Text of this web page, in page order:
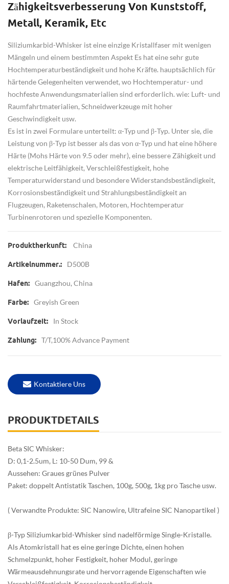
Zähigkeitsverbesserung Von Kunststoff,
Metall, Keramik, Etc
Siliziumkarbid-Whisker ist eine einzige Kristallfaser mit wenigen
Mängeln und einem bestimmten Aspekt Es hat eine sehr gute
Hochtemperaturbeständigkeit und hohe Kräfte. hauptsächlich für
härtende Gelegenheiten verwendet, wo Hochtemperatur- und
hochfeste Anwendungsmaterialien sind erforderlich. wie: Luft- und
Raumfahrtmaterialien, Schneidwerkzeuge mit hoher
Geschwindigkeit usw.
Es ist in zwei Formulare unterteilt: α-Typ und β-Typ. Unter sie, die
Leistung von β-Typ ist besser als das von α-Typ und hat eine höhere
Härte (Mohs Härte von 9.5 oder mehr), eine bessere Zähigkeit und
elektrische Leitfähigkeit, Verschleißfestigkeit, hohe
Temperaturwiderstand und besondere Widerstandsbeständigkeit,
Korrosionsbeständigkeit und Strahlungsbeständigkeit an
Flugzeugen, Raketenschalen, Motoren, Hochtemperatur
Turbinenrotoren und spezielle Komponenten.
Produktherkunft: China
Artikelnummer.: D500B
Hafen: Guangzhou, China
Farbe: Greyish Green
Vorlaufzeit: In Stock
Zahlung: T/T,100% Advance Payment
Kontaktiere Uns
PRODUKTDETAILS
Beta SIC Whisker:
D: 0,1-2.5um, L: 10-50 Dum, 99 &
Aussehen: Graues grünes Pulver
Paket: doppelt Antistatik Taschen, 100g, 500g, 1kg pro Tasche usw.
( Verwandte Produkte: SIC Nanowire, Ultrafeine SIC Nanopartikel )
β-Typ Siliziumkarbid-Whisker sind nadelförmige Single-Kristalle.
Als Atomkristall hat es eine geringe Dichte, einen hohen
Schmelzpunkt, hoher Festigkeit, hoher Modul, geringe
Wärmeausdehnungsrate und hervorragende Eigenschaften wie